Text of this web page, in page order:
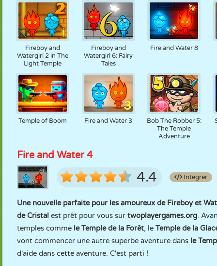
Fireboy and
Watergirl 2 in The
Light Temple
Fireboy and
Watergirl 6: Fairy
Tales
Fire and Water 8
Temple of Boom Fire and Water 3
Bob The Robber 5:
The Temple
Adventure
Fire and Water 4
4.4 Intégrer
Une nouvelle parfaite pour les amoureux de Fireboy et
de Cristal est prêt pour vous sur twoplayergames.org.
temples comme le Temple de la Forêt, le Temple de la
vont commencer une autre superbe aventure dans le
d'aide dans cette aventure. C'est parti !